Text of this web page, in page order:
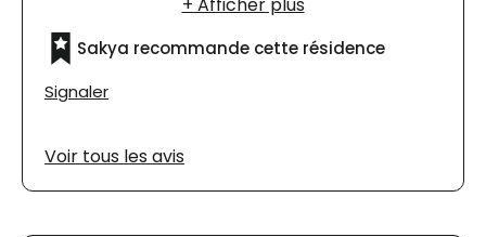
Sakya recommande cette résidence
Signaler
Voir tous les avis